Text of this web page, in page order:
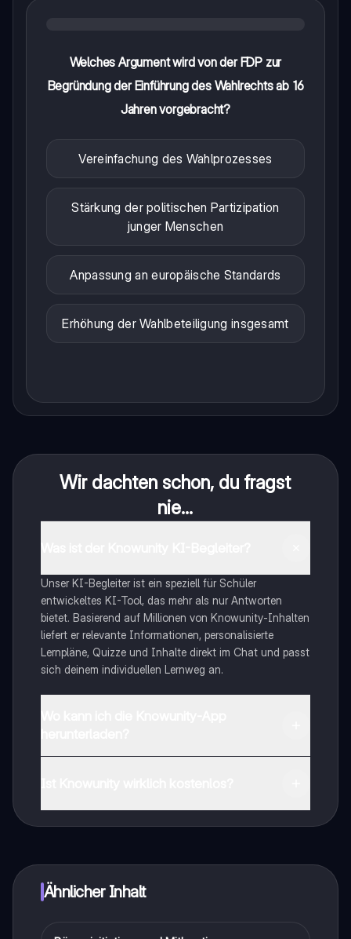
Welches Argument wird von der FDP zur
Begründung der Einführung des Wahlrechts ab 16
Jahren vorgebracht?
Vereinfachung des Wahlprozesses
Stärkung der politischen Partizipation
junger Menschen
Anpassung an europäische Standards
Erhöhung der Wahlbeteiligung insgesamt
Wir dachten schon, du fragst
nie...
Unser KI-Begleiter ist ein speziell für Schüler
entwickeltes KI-Tool, das mehr als nur Antworten
bietet. Basierend auf Millionen von Knowunity-Inhalten
liefert er relevante Informationen, personalisierte
Lernpläne, Quizze und Inhalte direkt im Chat und passt
sich deinem individuellen Lernweg an.
Ähnlicher Inhalt